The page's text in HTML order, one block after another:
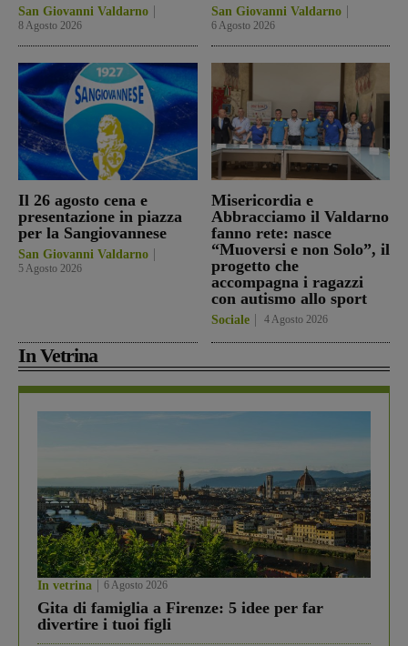
San Giovanni Valdarno
8 Agosto 2026
San Giovanni Valdarno
6 Agosto 2026
Il 26 agosto cena e
presentazione in piazza
per la Sangiovannese
San Giovanni Valdarno
5 Agosto 2026
Misericordia e
Abbracciamo il Valdarno
fanno rete: nasce
“Muoversi e non Solo”, il
progetto che
accompagna i ragazzi
con autismo allo sport
Sociale 4 Agosto 2026
In Vetrina
In vetrina 6 Agosto 2026
Gita di famiglia a Firenze: 5 idee per far
divertire i tuoi figli